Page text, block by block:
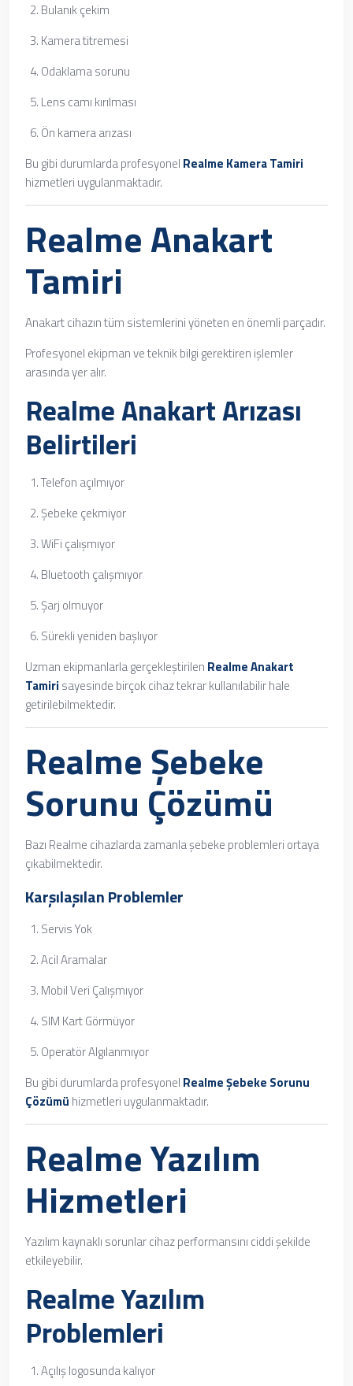
Bulanık çekim
Kamera titremesi
Odaklama sorunu
Lens camı kırılması
Ön kamera arızası
Bu gibi durumlarda profesyonel Realme Kamera Tamiri
hizmetleri uygulanmaktadır.
Realme Anakart
Tamiri
Anakart cihazın tüm sistemlerini yöneten en önemli parçadır.
Profesyonel ekipman ve teknik bilgi gerektiren işlemler
arasında yer alır.
Realme Anakart Arızası
Belirtileri
Telefon açılmıyor
Şebeke çekmiyor
WiFi çalışmıyor
Bluetooth çalışmıyor
Şarj olmuyor
Sürekli yeniden başlıyor
Uzman ekipmanlarla gerçekleştirilen Realme Anakart
Tamiri sayesinde birçok cihaz tekrar kullanılabilir hale
getirilebilmektedir.
Realme Şebeke
Sorunu Çözümü
Bazı Realme cihazlarda zamanla şebeke problemleri ortaya
çıkabilmektedir.
Karşılaşılan Problemler
Servis Yok
Acil Aramalar
Mobil Veri Çalışmıyor
SIM Kart Görmüyor
Operatör Algılanmıyor
Bu gibi durumlarda profesyonel Realme Şebeke Sorunu
Çözümü hizmetleri uygulanmaktadır.
Realme Yazılım
Hizmetleri
Yazılım kaynaklı sorunlar cihaz performansını ciddi şekilde
etkileyebilir.
Realme Yazılım
Problemleri
Açılış logosunda kalıyor